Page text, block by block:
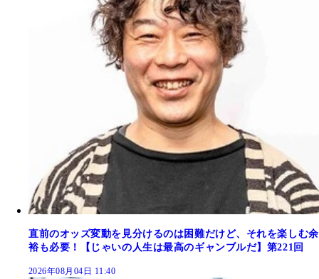
直前のオッズ変動を見分けるのは困難だけど、それを楽しむ余
裕も必要！【じゃいの人生は最高のギャンブルだ】第221回
2026年08月04日 11:40